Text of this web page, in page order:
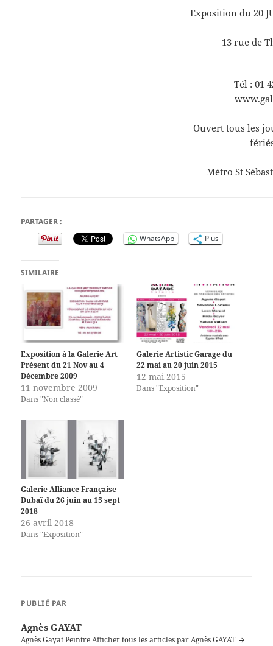
Exposition du 20
13 rue de
Tél : 01
Ouvert tous les
Métro St
PARTAGER :
WhatsApp
Plus
SIMILAIRE
Exposition à la Galerie Art
Présent du 21 Nov au 4
Décembre 2009
11 novembre 2009
Dans "Non classé"
Galerie Artistic Garage du
22 mai au 20 juin 2015
12 mai 2015
Dans "Exposition"
Galerie Alliance Française
Dubaï du 26 juin au 15 sept
2018
26 avril 2018
Dans "Exposition"
PUBLIÉ PAR
Agnès GAYAT
Agnès Gayat PeintreAfficher tous les articles par Agnès GAYAT